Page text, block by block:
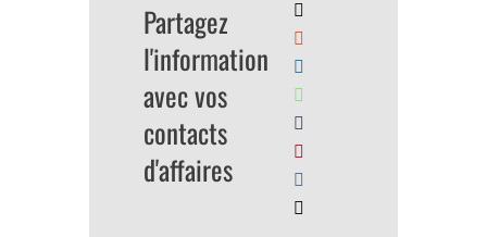
Partagez
l'information
avec vos
contacts
d'affaires